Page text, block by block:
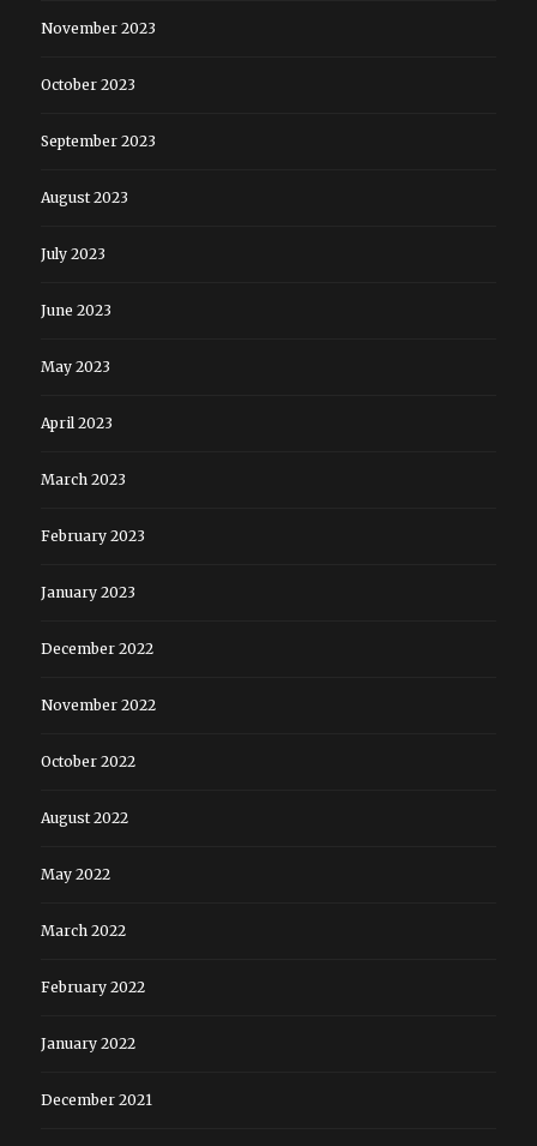
November 2023
October 2023
September 2023
August 2023
July 2023
June 2023
May 2023
April 2023
March 2023
February 2023
January 2023
December 2022
November 2022
October 2022
August 2022
May 2022
March 2022
February 2022
January 2022
December 2021